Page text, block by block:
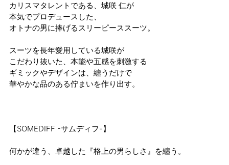
カリスマタレントである、城咲 仁が
本気でプロデュースした、
オトナの男に捧げるスリーピーススーツ。
スーツを長年愛用している城咲が
こだわり抜いた、本能や五感を刺激する
ギミックやデザインは、纏うだけで
華やかな品のある佇まいを作り出す。
【SOMEDIFF -サムディフ-】
何かが違う、卓越した『格上の男らしさ』を纏う。